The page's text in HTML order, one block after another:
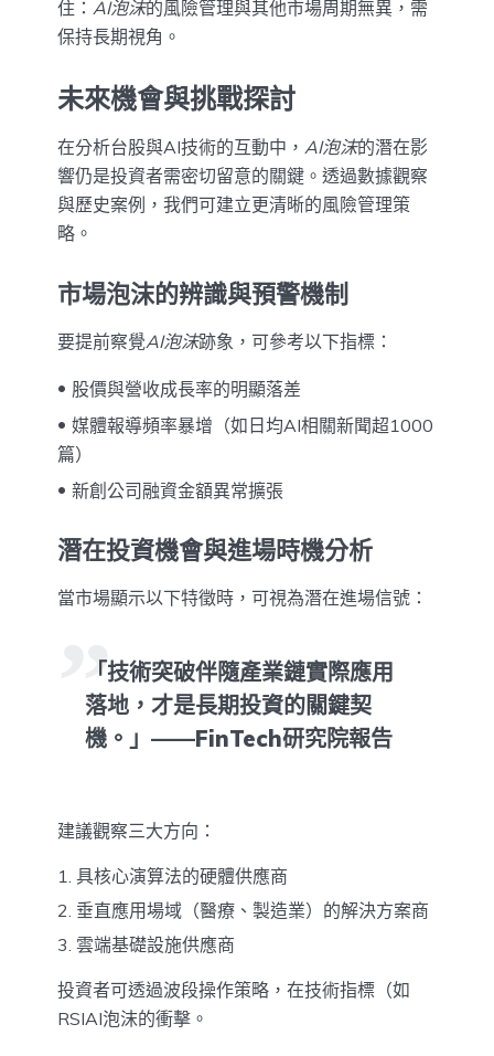
住： AI泡沫的風險管理與其他市場周期無異，需
保持長期視角。
未來機會與挑戰探討
在分析台股與AI技術的互動中， AI泡沫的潛在影
響仍是投資者需密切留意的關鍵。透過數據觀察
與歷史案例，我們可建立更清晰的風險管理策
略。
市場泡沫的辨識與預警機制
要提前察覺AI泡沫跡象，可參考以下指標：
股價與營收成長率的明顯落差
媒體報導頻率暴增（如日均AI相關新聞超1000
篇）
新創公司融資金額異常擴張
潛在投資機會與進場時機分析
當市場顯示以下特徵時，可視為潛在進場信號：
「技術突破伴隨產業鏈實際應用
落地，才是長期投資的關鍵契
機。」——FinTech研究院報告
建議觀察三大方向：
具核心演算法的硬體供應商
垂直應用場域（醫療、製造業）的解決方案商
雲端基礎設施供應商
投資者可透過波段操作策略，在技術指標（如
RSIAI泡沫的衝擊。